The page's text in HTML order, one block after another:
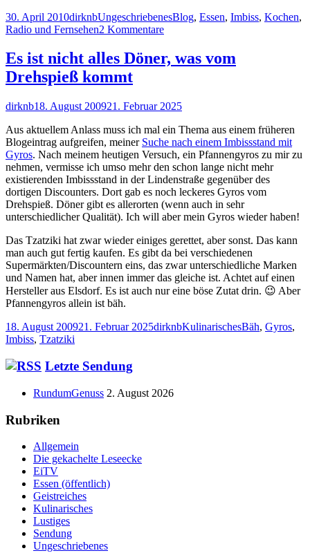
Veröffentlicht
am
30. April 2010Autor
dirknbKategorien
UngeschriebenesSchlagwörter
Blog, Essen, Imbiss, Kochen,
Radio und Fernsehen2 Kommentarezu
ungeschriebener
Artikel
Es ist nicht alles Döner, was vom
Drehspieß kommt
Autor
dirknbVeröffentlicht
18. August 200921. Februar 2025
Aus aktuellem Anlass muss ich mal ein Thema aus einem früheren
Blogeintrag aufgreifen, meiner Suche nach einem Imbissstand mit
Gyros. Nach meinem heutigen Versuch, ein Pfannengyros zu mir zu
nehmen, vermisse ich umso mehr den schon lange nicht mehr
existierenden Imbissstand in der Lindenstraße gegenüber des
dortigen Discounters. Dort gab es noch leckeres Gyros vom
Drehspieß. Döner gibt es allerorten (wenn auch in sehr
unterschiedlicher Qualität). Ich will aber mein Gyros wieder haben!
Das Tzatziki hat zwar wieder einiges gerettet, aber sonst. Das kann
man auch gut fertig kaufen. Es gibt da bei verschiedenen
Supermärkten/Discountern eins, das zwar unterschiedliche Marken
und Namen hat, aber innen immer das gleiche ist. Achtet auf einen
Hersteller aus Elsdorf. Es ist auch nur eine böse Zutat drin. 😉 Aber
Pfannengyros allein ist bäh.
Veröffentlicht
am
18. August 200921. Februar 2025Autor
dirknbKategorien
KulinarischesSchlagwörter
Bäh, Gyros,
Imbiss, Tzatziki
Haupt-
Seitenleiste
Letzte Sendung
RundumGenuss 2. August 2026
Rubriken
Allgemein
Die gekachelte Leseecke
EiTV
Essen (öffentlich)
Geistreiches
Kulinarisches
Lustiges
Sendung
Ungeschriebenes